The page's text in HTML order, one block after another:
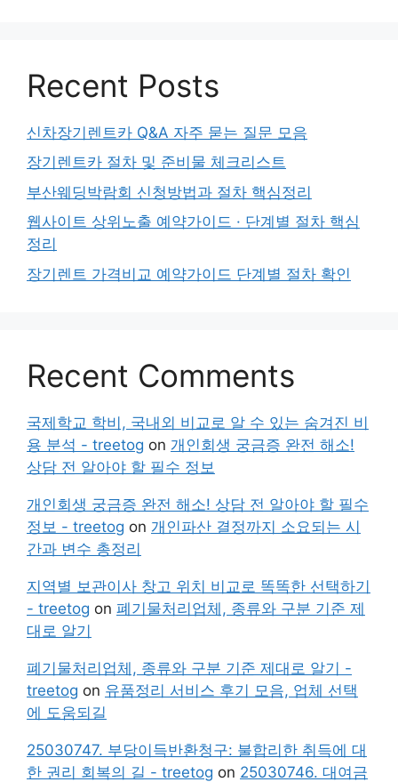
Recent Posts
신차장기렌트카 Q&A 자주 묻는 질문 모음
장기렌트카 절차 및 준비물 체크리스트
부산웨딩박람회 신청방법과 절차 핵심정리
웹사이트 상위노출 예약가이드 · 단계별 절차 핵심
정리
장기렌트 가격비교 예약가이드 단계별 절차 확인
Recent Comments
국제학교 학비, 국내외 비교로 알 수 있는 숨겨진 비
용 분석 - treetog on 개인회생 궁금증 완전 해소!
상담 전 알아야 할 필수 정보
개인회생 궁금증 완전 해소! 상담 전 알아야 할 필수
정보 - treetog on 개인파산 결정까지 소요되는 시
간과 변수 총정리
지역별 보관이사 창고 위치 비교로 똑똑한 선택하기
- treetog on 폐기물처리업체, 종류와 구분 기준 제
대로 알기
폐기물처리업체, 종류와 구분 기준 제대로 알기 -
treetog on 유품정리 서비스 후기 모음, 업체 선택
에 도움되길
25030747. 부당이득반환청구: 불합리한 취득에 대
한 권리 회복의 길 - treetog on 25030746. 대여금